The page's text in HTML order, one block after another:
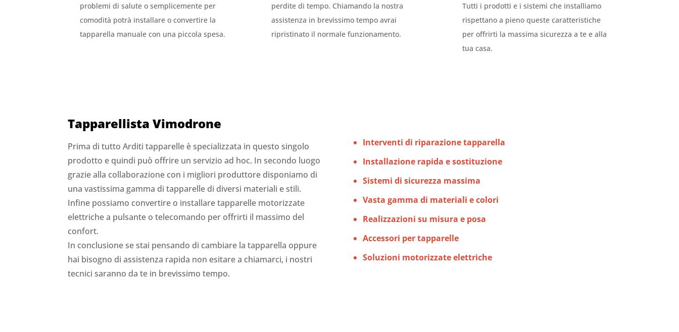
problemi di salute o semplicemente per
comodità potrà installare o convertire la
tapparella manuale con una piccola spesa.
perdite di tempo. Chiamando la nostra
assistenza in brevissimo tempo avrai
ripristinato il normale funzionamento.
Tutti i prodotti e i sistemi che installiamo
rispettano a pieno queste caratteristiche
per offrirti la massima sicurezza a te e alla
tua casa.
Tapparellista Vimodrone
Prima di tutto Arditi tapparelle è specializzata in questo singolo
prodotto e quindi può offrire un servizio ad hoc. In secondo luogo
grazie alla collaborazione con i migliori produttore disponiamo di
una vastissima gamma di tapparelle di diversi materiali e stili.
Infine possiamo convertire o installare tapparelle motorizzate
elettriche a pulsante o telecomando per offrirti il massimo del
confort.
In conclusione se stai pensando di cambiare la tapparella oppure
hai bisogno di assistenza rapida non esitare a chiamarci, i nostri
tecnici saranno da te in brevissimo tempo.
Interventi di riparazione tapparella
Installazione rapida e sostituzione
Sistemi di sicurezza massima
Vasta gamma di materiali e colori
Realizzazioni su misura e posa
Accessori per tapparelle
Soluzioni motorizzate elettriche